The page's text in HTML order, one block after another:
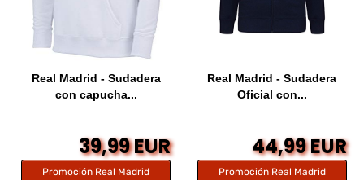
Real Madrid - Sudadera
con capucha...
39,99 EUR
Promoción Real Madrid
Real Madrid - Sudadera
Oficial con...
44,99 EUR
Promoción Real Madrid